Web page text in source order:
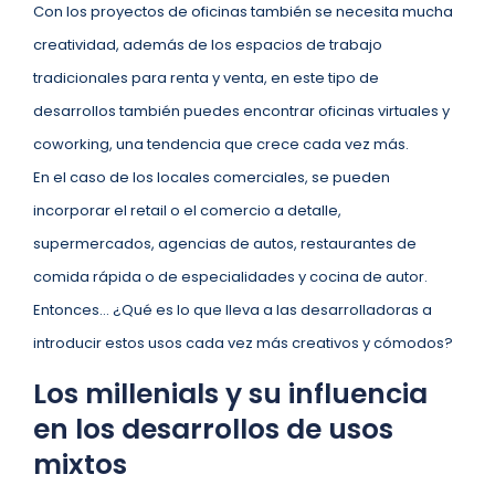
Con los proyectos de oficinas también se necesita mucha
creatividad, además de los espacios de trabajo
tradicionales para renta y venta, en este tipo de
desarrollos también puedes encontrar oficinas virtuales y
coworking, una tendencia que crece cada vez más.
En el caso de los locales comerciales, se pueden
incorporar el retail o el comercio a detalle,
supermercados, agencias de autos, restaurantes de
comida rápida o de especialidades y cocina de autor.
Entonces… ¿Qué es lo que lleva a las desarrolladoras a
introducir estos usos cada vez más creativos y cómodos?
Los millenials y su influencia
en los desarrollos de usos
mixtos